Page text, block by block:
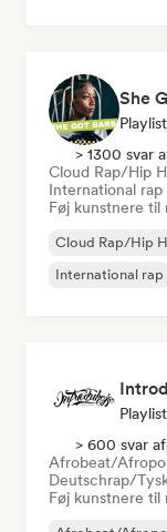
She
> 1300 svar
Cloud Rap/Hip
International rap
Føj kunstnere til
Cloud Rap/Hip
International rap
> 600 svar
Afrobeat/
Deutschrap/
Føj kunstnere til